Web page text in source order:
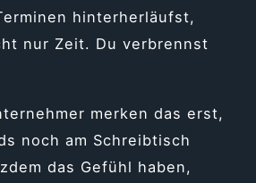
hinterherläufst,
nur Zeit. Du verbrennst
merken das erst,
noch am Schreibtisch
das Gefühl haben,